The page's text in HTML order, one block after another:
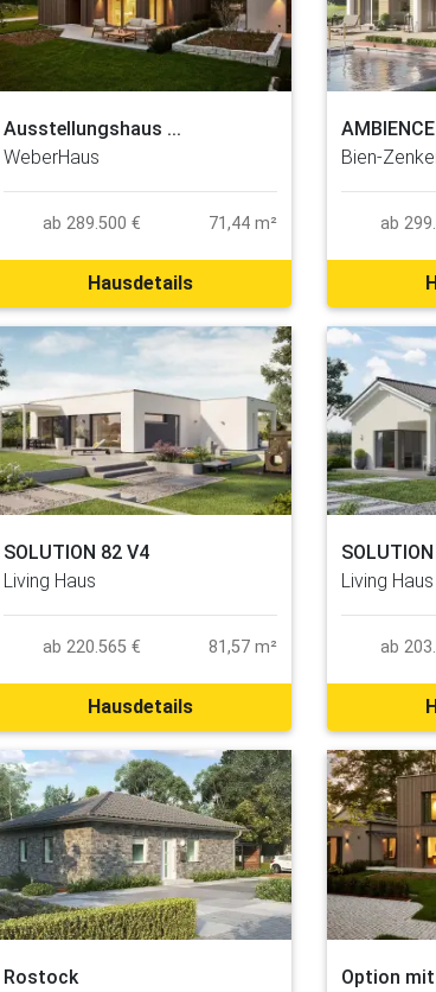
Ausstellungshaus ...
WeberHaus
ab 289.500 € 71,44 m²
Hausdetails
Bien-
ab
SOLUTION 82 V4
Living Haus
ab 220.565 € 81,57 m²
Hausdetails
Living Haus
ab
Rostock
Option mit